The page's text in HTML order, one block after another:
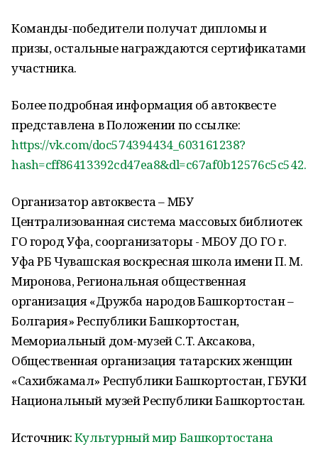
Команды-победители получат дипломы и
призы, остальные награждаются сертификатами
участника.
Более подробная информация об автоквесте
представлена в Положении по ссылке:
https://vk.com/doc574394434_603161238?
hash=cff86413392cd47ea8&dl=c67af0b12576c5c542.
Организатор автоквеста – МБУ
Централизованная система массовых библиотек
ГО город Уфа, соорганизаторы - МБОУ ДО ГО г.
Уфа РБ Чувашская воскресная школа имени П. М.
Миронова, Региональная общественная
организация «Дружба народов Башкортостан –
Болгария» Республики Башкортостан,
Мемориальный дом-музей С.Т. Аксакова,
Общественная организация татарских женщин
«Сахибжамал» Республики Башкортостан, ГБУКИ
Национальный музей Республики Башкортостан.
Источник:Культурный мир Башкортостана